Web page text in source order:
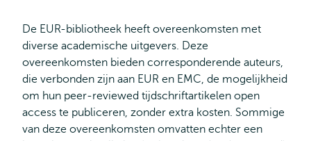
De EUR-bibliotheek heeft overeenkomsten met
diverse academische uitgevers. Deze
overeenkomsten bieden corresponderende auteurs,
die verbonden zijn aan EUR en EMC, de mogelijkheid
om hun peer-reviewed tijdschriftartikelen open
access te publiceren, zonder extra kosten. Sommige
van deze overeenkomsten omvatten echter een